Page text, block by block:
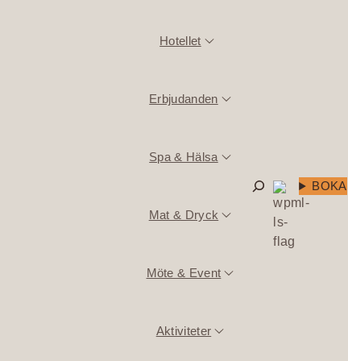
Hotellet
Erbjudanden
Spa & Hälsa
Mat & Dryck
Möte & Event
Aktiviteter
Sök BOKA